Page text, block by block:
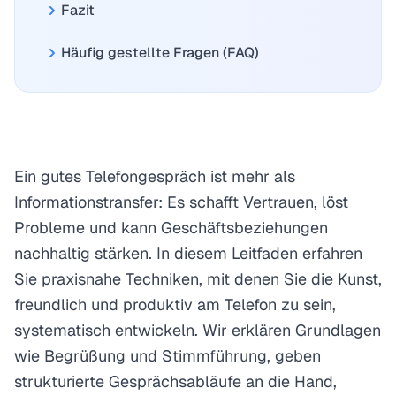
Fazit
Häufig gestellte Fragen (FAQ)
Ein gutes Telefongespräch ist mehr als
Informationstransfer: Es schafft Vertrauen, löst
Probleme und kann Geschäftsbeziehungen
nachhaltig stärken. In diesem Leitfaden erfahren
Sie praxisnahe Techniken, mit denen Sie die Kunst,
freundlich und produktiv am Telefon zu sein,
systematisch entwickeln. Wir erklären Grundlagen
wie Begrüßung und Stimmführung, geben
strukturierte Gesprächsabläufe an die Hand,